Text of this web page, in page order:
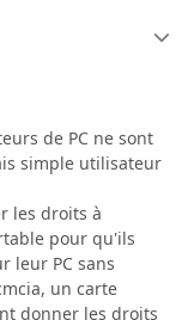
de PC ne sont
simple utilisateur
les droits à
pour qu'ils
leur PC sans
un carte
donner les droits